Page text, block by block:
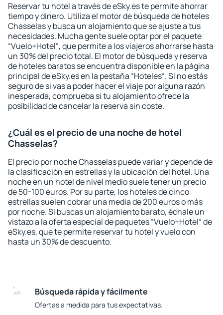
Reservar tu hotel a través de eSky.es te permite ahorrar
tiempo y dinero. Utiliza el motor de búsqueda de hoteles
Chasselas y busca un alojamiento que se ajuste a tus
necesidades. Mucha gente suele optar por el paquete
“Vuelo+Hotel“, que permite a los viajeros ahorrarse hasta
un 30% del precio total. El motor de búsqueda y reserva
de hoteles baratos se encuentra disponible en la página
principal de eSky.es en la pestaña “Hoteles“. Si no estás
seguro de si vas a poder hacer el viaje por alguna razón
inesperada, comprueba si tu alojamiento ofrece la
posibilidad de cancelar la reserva sin coste.
¿Cuál es el precio de una noche de hotel
Chasselas?
El precio por noche Chasselas puede variar y depende de
la clasificación en estrellas y la ubicación del hotel. Una
noche en un hotel de nivel medio suele tener un precio
de 50-100 euros. Por su parte, los hoteles de cinco
estrellas suelen cobrar una media de 200 euros o más
por noche. Si buscas un alojamiento barato, échale un
vistazo a la oferta especial de paquetes “Vuelo+Hotel“ de
eSky.es, que te permite reservar tu hotel y vuelo con
hasta un 30% de descuento.
Búsqueda rápida y fácilmente
Ofertas a medida para tus expectativas.